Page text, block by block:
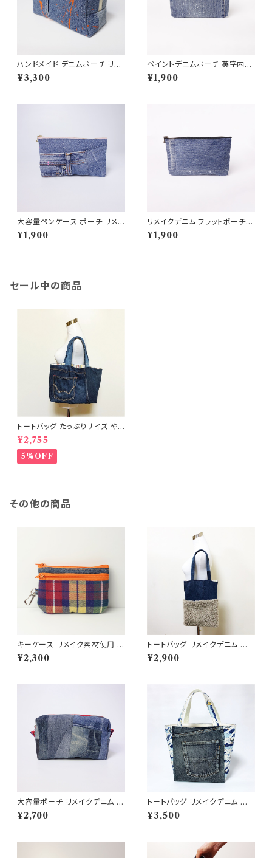
ハンドメイド デニムポーチ リサ
イクル素材使用 大容量 旅行や
コスメ用 送料無料 RD24005
¥3,300
ペイントデニムポーチ 英字内布
ハンドメイド 12×20cm
¥1,900
大容量ペンケース ポーチ リメイ
クデニム生地
¥1,900
リメイクデニム フラットポーチ
ペイント ヒゲ落ち レオパード内
布
¥1,900
セール中の商品
トートバッグ たっぷりサイズ や
わらかタイプ ポケット付 リメイ
クデニム RD-0014
¥2,755
5%OFF
その他の商品
キーケース リメイク素材使用 カ
ードケース ウォレット 小銭入れ
RD92
¥2,300
トートバッグ リメイクデニム ハ
ンドメイド １点物 マグネットホッ
ク ドット柄 縦長 ジーンズ アッ
¥2,900
大容量ポーチ リメイクデニム パ
¥2,700
トートバッグ リメイクデニム 猫
波乗り サーフィン ジーンズ イン
ディゴブルー RD-0053
¥3,500